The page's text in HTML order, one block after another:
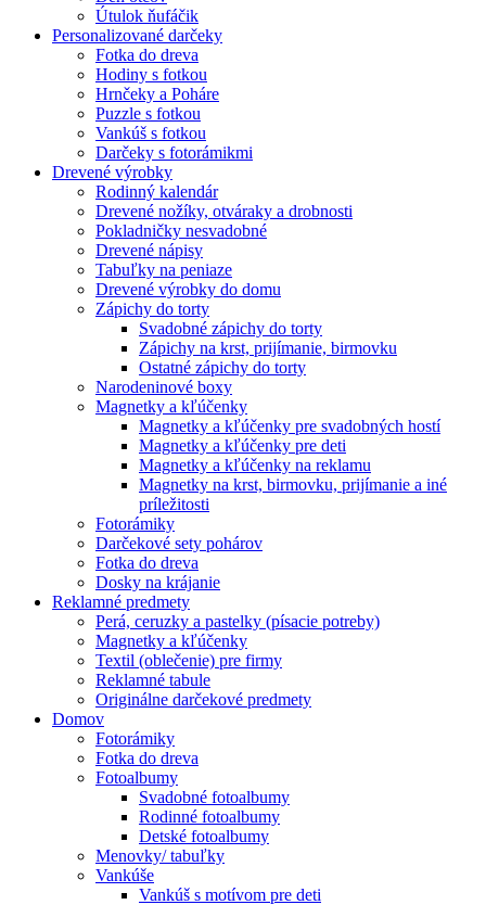
Útulok ňufáčik
Personalizované darčeky
Fotka do dreva
Hodiny s fotkou
Hrnčeky a Poháre
Puzzle s fotkou
Vankúš s fotkou
Darčeky s fotorámikmi
Drevené výrobky
Rodinný kalendár
Drevené nožíky, otváraky a drobnosti
Pokladničky nesvadobné
Drevené nápisy
Tabuľky na peniaze
Drevené výrobky do domu
Zápichy do torty
Svadobné zápichy do torty
Zápichy na krst, prijímanie, birmovku
Ostatné zápichy do torty
Narodeninové boxy
Magnetky a kľúčenky
Magnetky a kľúčenky pre svadobných hostí
Magnetky a kľúčenky pre deti
Magnetky a kľúčenky na reklamu
Magnetky na krst, birmovku, prijímanie a iné
príležitosti
Fotorámiky
Darčekové sety pohárov
Fotka do dreva
Dosky na krájanie
Reklamné predmety
Perá, ceruzky a pastelky (písacie potreby)
Magnetky a kľúčenky
Textil (oblečenie) pre firmy
Reklamné tabule
Originálne darčekové predmety
Domov
Fotorámiky
Fotka do dreva
Fotoalbumy
Svadobné fotoalbumy
Rodinné fotoalbumy
Detské fotoalbumy
Menovky/ tabuľky
Vankúše
Vankúš s motívom pre deti